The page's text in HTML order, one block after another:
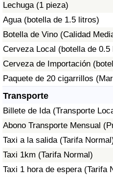
Lechuga (1 pieza)
Agua (botella de 1.5 litros)
Botella de Vino (Calidad
Cerveza Local (botella de 0.5
Cerveza de Importación
Paquete de 20 cigarrillos
Transporte
Billete de Ida (Transporte
Abono Transporte Mensual
Taxi a la salida (Tarifa
Taxi 1km (Tarifa Normal)
Taxi 1 hora de espera (Tarifa
Tráfico
Índice de Tráfico
Índice de Tráfico (Actual)
Índice de Tráfico por País